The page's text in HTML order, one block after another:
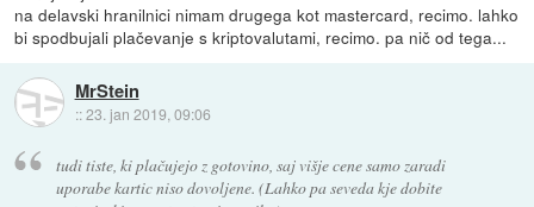
na delavski hranilnici nimam drugega kot mastercard, recimo. lahko
bi spodbujali plačevanje s kriptovalutami, recimo. pa nič od tega...
MrStein
::23. jan 2019, 09:06
tudi tiste, ki plačujejo z gotovino, saj višje cene samo zaradi
uporabe kartic niso dovoljene. (Lahko pa seveda kje dobite